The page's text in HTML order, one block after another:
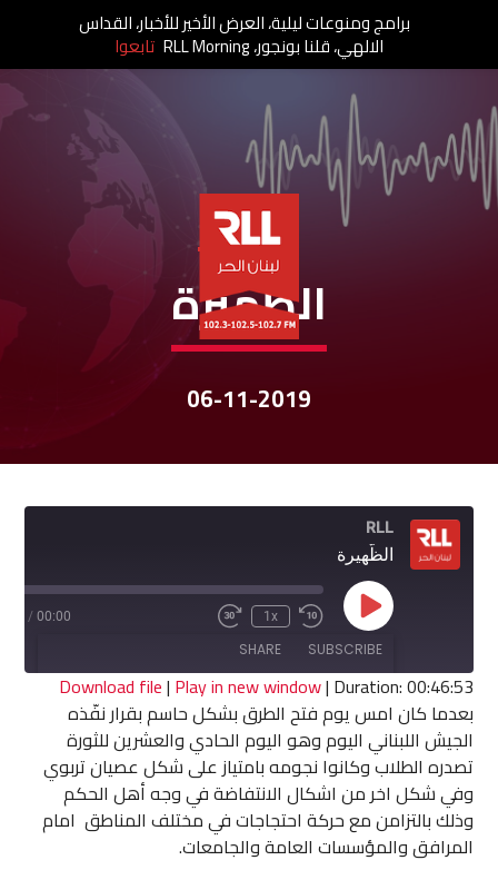
نشرات الأخبار
الظّهيرة
06-11-2019
RLL
الظّهيرة
Play
Episode
Rewind
10
Seconds
1x
Fast
seconds
00:00
/
SUBSCRIBE
SHARE
RSS FEED
SHARE
LINK
EMBED
Download file| Play in new window| Duration: 00:46:53
بعدما كان امس يوم فتح الطرق بشكل حاسم بقرار نفّذه
الجيش اللبناني اليوم وهو اليوم الحادي والعشرين للثورة
تصدره الطلاب وكانوا نجومه بامتياز على شكل عصيان تربوي
وفي شكل اخر من اشكال الانتفاضة في وجه أهل الحكم
وذلك بالتزامن مع حركة احتجاجات في مختلف المناطق امام
المرافق والمؤسسات العامة والجامعات.
برامج ومنوعات ليلية، العرض الأخير للأخبار، القداس
الالهي، قلنا بونجور، RLL Morning تابعوا